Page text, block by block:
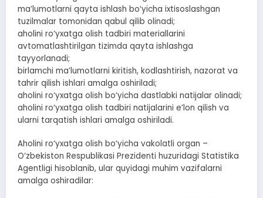
ma’lumotlarni qayta ishlash bo‘yicha ixtisoslashgan
tuzilmalar tomonidan qabul qilib olinadi;
aholini ro‘yxatga olish tadbiri materiallarini
avtomatlashtirilgan tizimda qayta ishlashga
tayyorlanadi;
birlamchi ma’lumotlarni kiritish, kodlashtirish, nazorat va
tahrir qilish ishlari amalga oshiriladi;
aholini ro‘yxatga olish bo‘yicha dastlabki natijalar olinadi;
aholini ro‘yxatga olish tadbiri natijalarini e’lon qilish va
ularni tarqatish ishlari amalga oshiriladi.
Aholini ro‘yxatga olish bo‘yicha vakolatli organ –
O‘zbekiston Respublikasi Prezidenti huzuridagi Statistika
Agentligi hisoblanib, ular quyidagi muhim vazifalarni
amalga oshiradilar: